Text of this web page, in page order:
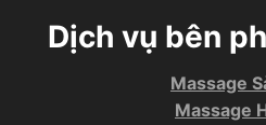
Dịch vụ bên
Massage
Massage